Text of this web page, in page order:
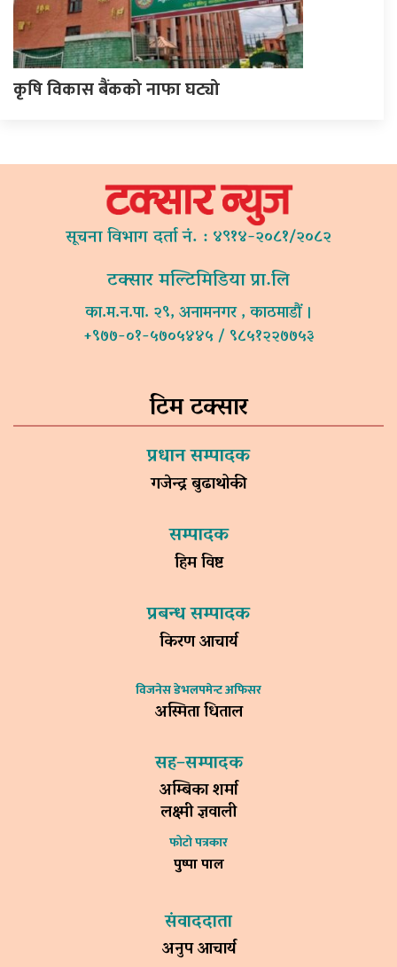
कृषि विकास बैंकको नाफा घट्यो
सूचना विभाग दर्ता नं. : ४९१४-२०८१/२०८२
टक्सार मल्टिमिडिया प्रा.लि
का.म.न.पा. २९, अनामनगर , काठमाडौं ।
+९७७-०१-५७०५४४५ / ९८५१२२७७५३
टिम टक्सार
प्रधान सम्पादक
गजेन्द्र बुढाथोकी
सम्पादक
हिम विष्ट
प्रबन्ध सम्पादक
किरण आचार्य
विजनेस डेभलपमेन्ट अफिसर
अस्मिता धिताल
सह–सम्पादक
अम्बिका शर्मा
लक्ष्मी ज्ञवाली
फोटो पत्रकार
पुष्पा पाल
संवाददाता
अनुप आचार्य